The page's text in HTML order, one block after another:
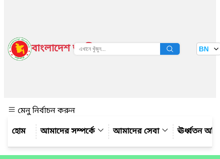
বাংলাদেশ জাতীয় তথ্য বাতায়ন BN
মেনু নির্বাচন করুন
আমাদের সম্পর্কে
আমাদের সেবা ঊর্ধ্বতন